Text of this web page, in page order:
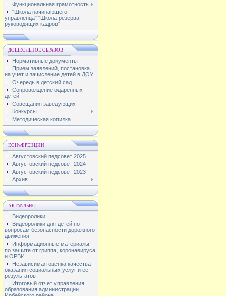
Функциональная грамотность
"Школа начинающего
управленца" "Школа резерва
руководящих кадров"
ДОШКОЛЬНОЕ ОБРАЗОВ
Нормативные документы
Прием заявлений, постановка
на учет и зачисление детей в ДОУ
Очередь в детский сад
Сопровождение одаренных
детей
Совещания заведующих
Конкурсы
Методическая копилка
КОНФЕРЕНЦИИ
Августовский педсовет 2025
Августовский педсовет 2024
Августовский педсовет 2023
Архив
АКТУАЛЬНО
Видеоролики
Видеоролики для детей по
вопросам безопасности дорожного
движения
Информационные материалы
по защите от гриппа, коронавируса
и ОРВИ
Независимая оценка качества
оказания социальных услуг и ее
результатов
Итоговый отчет управления
образования администрации